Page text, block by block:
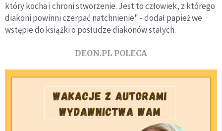
który kocha i chroni stworzenie. Jest to człowiek, z którego
diakoni powinni czerpać natchnienie" - dodał papież we
wstępie do książki o posłudze diakonów stałych.
DEON.PL POLECA